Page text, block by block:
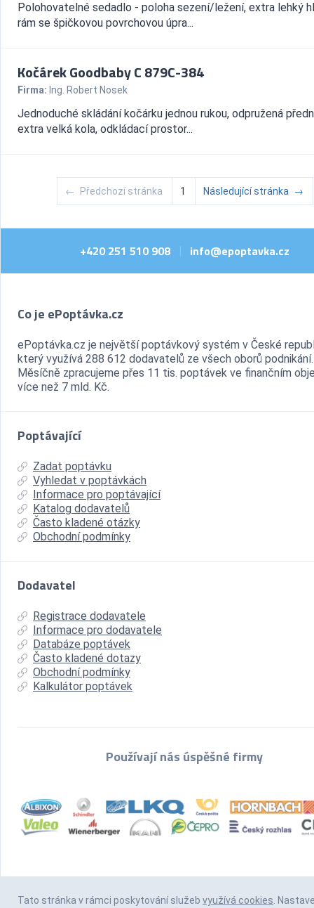
Polohovatelné sedadlo - poloha sezení/ležení, extra lehký
rám se špičkovou povrchovou úpra...
Kočárek Goodbaby C 879C-384
Firma: Ing. Robert Nosek
Jednoduché skládání kočárku jednou rukou, odpružená
extra velká kola, odkládací prostor...
← Předchozí stránka 1 Následující stránka →
+420 251 510 908 | info@epoptavka.cz
Co je ePoptávka.cz
ePoptávka.cz je největší poptávkový systém v České
který využívá 288 612 dodavatelů ze všech oborů podnikání.
Měsíčně zpracujeme přes 11 tis. poptávek ve finančním
více než 7 mld. Kč.
Poptávající
Zadat poptávku
Vyhledat v poptávkách
Informace pro poptávající
Katalog dodavatelů
Často kladené otázky
Obchodní podmínky
Dodavatel
Registrace dodavatele
Informace pro dodavatele
Databáze poptávek
Často kladené dotazy
Obchodní podmínky
Kalkulátor poptávek
Používají nás úspěšné firmy
Tato stránka v rámci poskytování služeb využívá cookies.